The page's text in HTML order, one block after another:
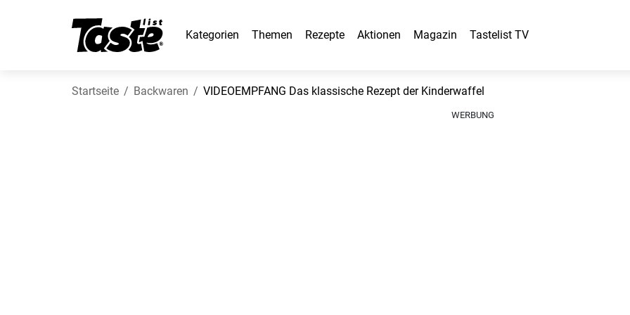
Kategorien Themen Rezepte Aktionen Magazin Tastelist TV
Startseite Backwaren VIDEOEMPFANG Das klassische Rezept der Kinderwaffel
WERBUNG